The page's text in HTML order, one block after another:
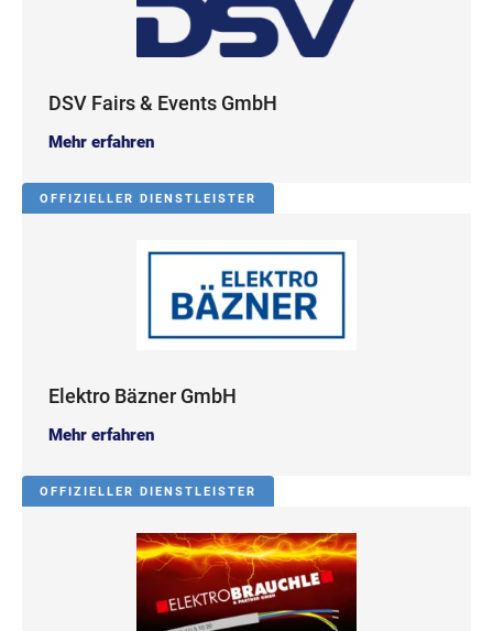
DSV Fairs & Events GmbH
Mehr erfahren
OFFIZIELLER DIENSTLEISTER
Elektro Bäzner GmbH
Mehr erfahren
OFFIZIELLER DIENSTLEISTER